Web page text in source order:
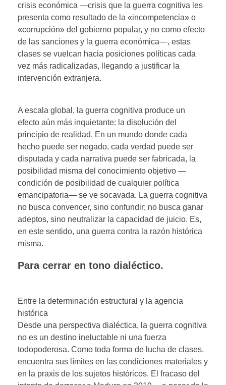
crisis económica —crisis que la guerra cognitiva les
presenta como resultado de la «incompetencia» o
«corrupción» del gobierno popular, y no como efecto
de las sanciones y la guerra económica—, estas
clases se vuelcan hacia posiciones políticas cada
vez más radicalizadas, llegando a justificar la
intervención extranjera.
A escala global, la guerra cognitiva produce un
efecto aún más inquietante: la disolución del
principio de realidad. En un mundo donde cada
hecho puede ser negado, cada verdad puede ser
disputada y cada narrativa puede ser fabricada, la
posibilidad misma del conocimiento objetivo —
condición de posibilidad de cualquier política
emancipatoria— se ve socavada. La guerra cognitiva
no busca convencer, sino confundir; no busca ganar
adeptos, sino neutralizar la capacidad de juicio. Es,
en este sentido, una guerra contra la razón histórica
misma.
Para cerrar en tono dialéctico.
Entre la determinación estructural y la agencia
histórica
Desde una perspectiva dialéctica, la guerra cognitiva
no es un destino ineluctable ni una fuerza
todopoderosa. Como toda forma de lucha de clases,
encuentra sus límites en las condiciones materiales y
en la praxis de los sujetos históricos. El fracaso del